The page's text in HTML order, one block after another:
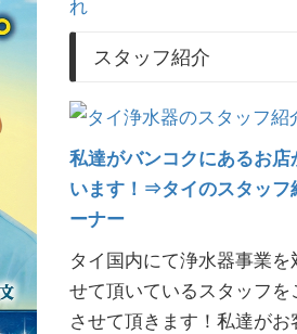
スタッフ紹介
私達がバンコクにあるお店
います！⇒タイのスタッフ
ーナー
タイ国内にて浄水器事業を
せて頂いているスタッフを
させて頂きます！私達がお